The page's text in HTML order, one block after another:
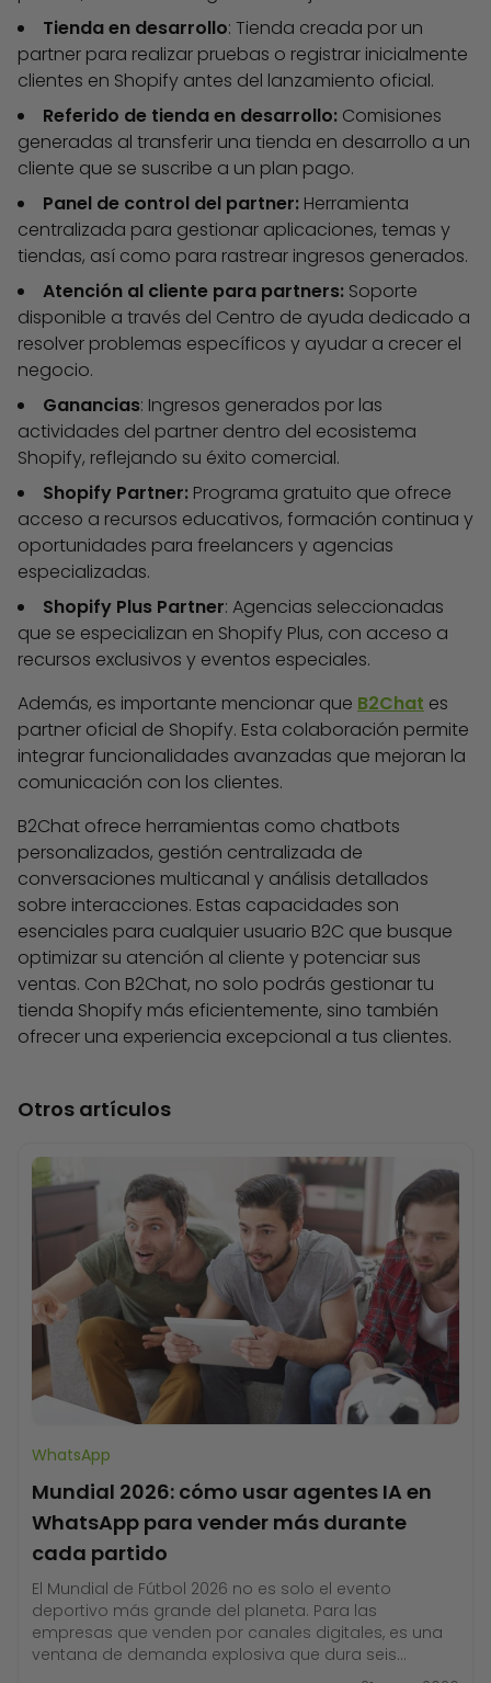
Tienda en desarrollo: Tienda creada por un
partner para realizar pruebas o registrar inicialmente
clientes en Shopify antes del lanzamiento oficial.
Referido de tienda en desarrollo: Comisiones
generadas al transferir una tienda en desarrollo a un
cliente que se suscribe a un plan pago.
Panel de control del partner: Herramienta
centralizada para gestionar aplicaciones, temas y
tiendas, así como para rastrear ingresos generados.
Atención al cliente para partners: Soporte
disponible a través del Centro de ayuda dedicado a
resolver problemas específicos y ayudar a crecer el
negocio.
Ganancias: Ingresos generados por las
actividades del partner dentro del ecosistema
Shopify, reflejando su éxito comercial.
Shopify Partner: Programa gratuito que ofrece
acceso a recursos educativos, formación continua y
oportunidades para freelancers y agencias
especializadas.
Shopify Plus Partner: Agencias seleccionadas
que se especializan en Shopify Plus, con acceso a
recursos exclusivos y eventos especiales.
Además, es importante mencionar que B2Chat es
partner oficial de Shopify. Esta colaboración permite
integrar funcionalidades avanzadas que mejoran la
comunicación con los clientes.
B2Chat ofrece herramientas como chatbots
personalizados, gestión centralizada de
conversaciones multicanal y análisis detallados
sobre interacciones. Estas capacidades son
esenciales para cualquier usuario B2C que busque
optimizar su atención al cliente y potenciar sus
ventas. Con B2Chat, no solo podrás gestionar tu
tienda Shopify más eficientemente, sino también
ofrecer una experiencia excepcional a tus clientes.
Otros artículos
WhatsApp
Mundial 2026: cómo usar agentes IA en
WhatsApp para vender más durante
cada partido
El Mundial de Fútbol 2026 no es solo el evento
deportivo más grande del planeta. Para las
empresas que venden por canales digitales, es una
ventana de demanda explosiva que dura seis
semanas y genera picos de tráfico cada vez que